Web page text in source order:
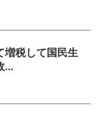
増税して国民生
...